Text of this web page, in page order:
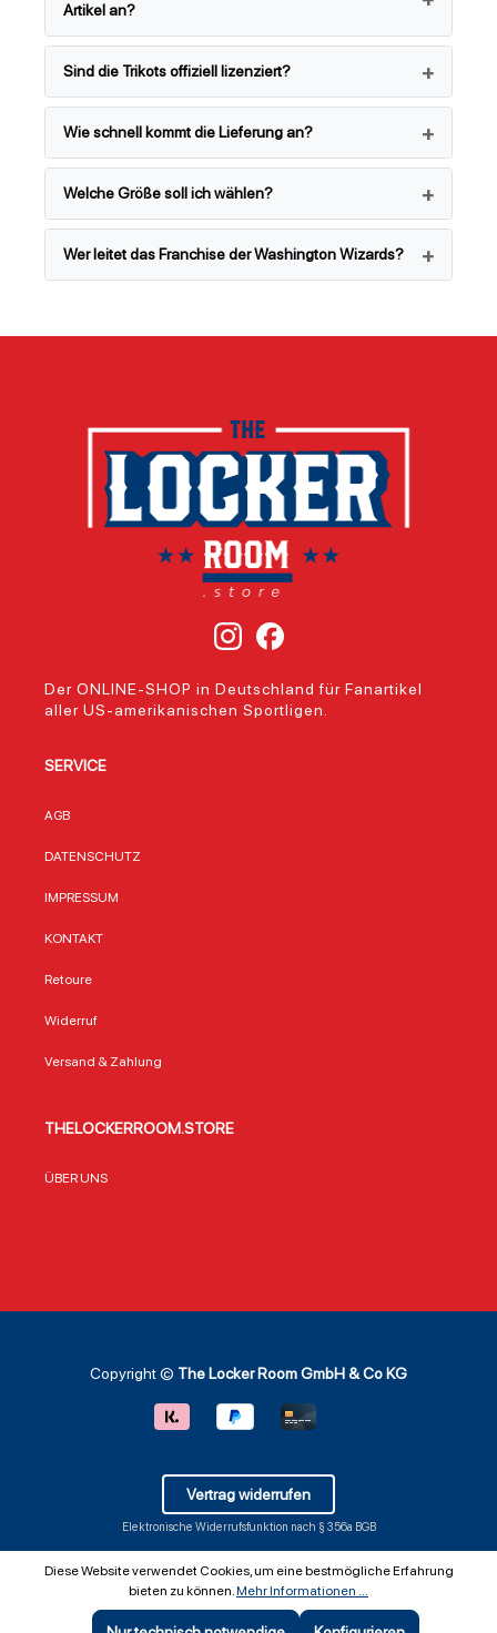
Artikel an?
Sind die Trikots offiziell lizenziert?
Wie schnell kommt die Lieferung an?
Welche Größe soll ich wählen?
Wer leitet das Franchise der Washington Wizards?
Der ONLINE-SHOP in Deutschland für Fanartikel
aller US-amerikanischen Sportligen.
SERVICE
AGB
DATENSCHUTZ
IMPRESSUM
KONTAKT
Retoure
Widerruf
Versand & Zahlung
THELOCKERROOM.STORE
ÜBER UNS
Copyright © The Locker Room GmbH & Co KG
Vertrag widerrufen
Elektronische Widerrufsfunktion nach § 356a BGB
Diese Website verwendet Cookies, um eine bestmögliche Erfahrung
bieten zu können.Mehr Informationen ...